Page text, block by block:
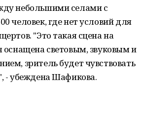
небольшими селами с
человек, где нет условий для
"Это такая сцена на
оснащена световым, звуковым и
зритель будет чувствовать
- убеждена Шафикова.